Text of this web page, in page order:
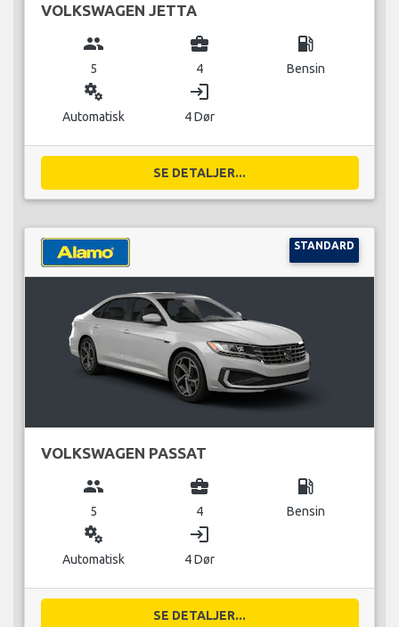
VOLKSWAGEN JETTA
group
5
business_center
4
local_gas_station
Bensin
miscellaneous_services
Automatisk
login
4 Dør
SE DETALJER...
STANDARD
VOLKSWAGEN PASSAT
group
5
business_center
4
local_gas_station
Bensin
miscellaneous_services
Automatisk
login
4 Dør
SE DETALJER...